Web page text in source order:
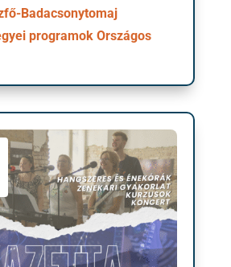
Badacsonytomaj
programok Országos